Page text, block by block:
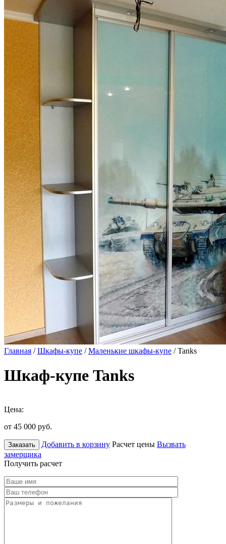
Главная /Шкафы-купе /Маленькие шкафы-купе / Tanks
Шкаф-купе Tanks
Цена:
от 45 000 руб.
Заказать Добавить в корзину Расчет цены Вызвать
замерщика
Получить расчет